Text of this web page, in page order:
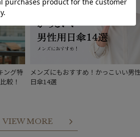
ング特
較！
メンズにもおすすめ！かっこいい男
日傘14選
VIEW MORE